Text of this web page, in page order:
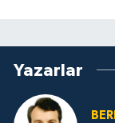
Yazarlar